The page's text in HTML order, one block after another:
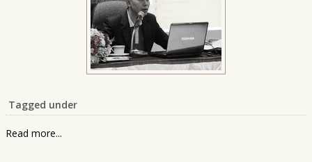
Tagged under
Read more...